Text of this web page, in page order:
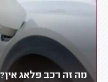
מה זה רכב פלאג אין?